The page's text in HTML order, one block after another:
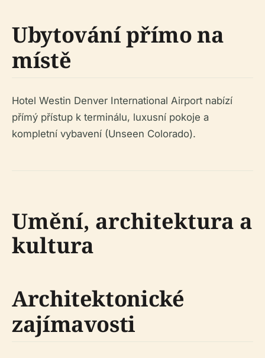
Ubytování přímo na
místě
Hotel Westin Denver International Airport nabízí
přímý přístup k terminálu, luxusní pokoje a
kompletní vybavení (Unseen Colorado).
Umění, architektura a
kultura
Architektonické
zajímavosti